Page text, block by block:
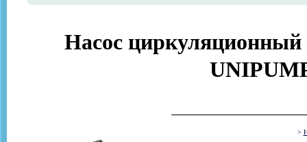
Насос циркуляционный
>